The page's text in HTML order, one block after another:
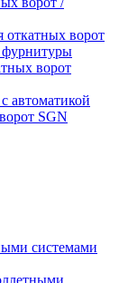
ворот
фурнитуры
ворот
автоматикой
SGN
системами